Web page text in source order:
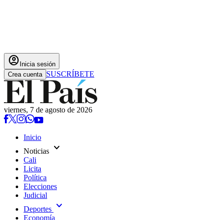
account_circle Inicia sesión
Crea cuenta SUSCRÍBETE
viernes, 7 de agosto de 2026
Inicio
Noticias expand_more
Cali
Licita
Política
Elecciones
Judicial
Deportes expand_more
Economía